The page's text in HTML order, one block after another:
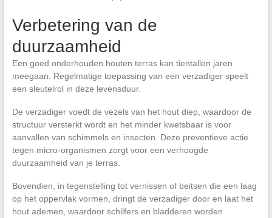
Verbetering van de
duurzaamheid
Een goed onderhouden houten terras kan tientallen jaren
meegaan. Regelmatige toepassing van een verzadiger speelt
een sleutelrol in deze levensduur.
De verzadiger voedt de vezels van het hout diep, waardoor de
structuur versterkt wordt en het minder kwetsbaar is voor
aanvallen van schimmels en insecten. Deze preventieve actie
tegen micro-organismen zorgt voor een verhoogde
duurzaamheid van je terras.
Bovendien, in tegenstelling tot vernissen of beitsen die een laag
op het oppervlak vormen, dringt de verzadiger door en laat het
hout ademen, waardoor schilfers en bladderen worden